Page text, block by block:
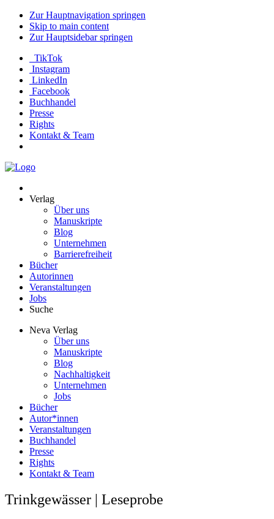
Zur Hauptnavigation springen
Skip to main content
Zur Hauptsidebar springen
TikTok
Instagram
LinkedIn
Facebook
Buchhandel
Presse
Rights
Kontakt & Team
Neva
Verlag
Über uns
Manuskripte
Blog
Unternehmen
Barrierefreiheit
Bücher
Autorinnen
Veranstaltungen
Jobs
Suche
Neva Verlag
Über uns
Manuskripte
Blog
Nachhaltigkeit
Unternehmen
Jobs
Bücher
Autor*innen
Veranstaltungen
Buchhandel
Presse
Rights
Kontakt & Team
Trinkgewässer | Leseprobe